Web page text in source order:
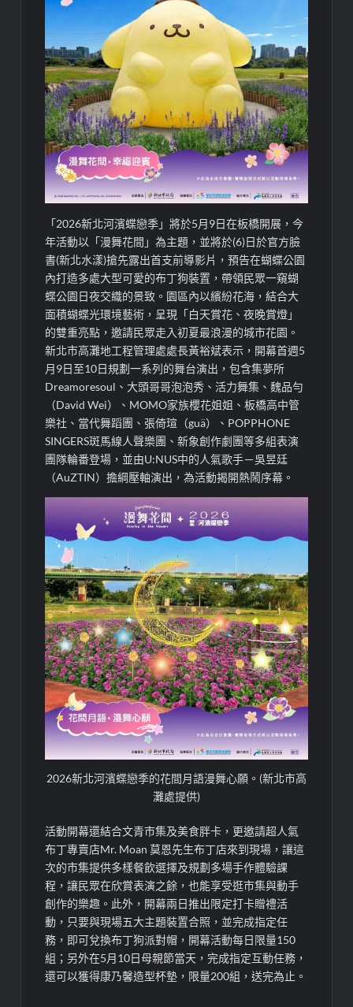
「2026新北河濱蝶戀季」將於5月9日在板橋開展，今
年活動以「漫舞花間」為主題，並將於(6)日於官方臉
書(新北水漾)搶先露出首支前導影片，預告在蝴蝶公園
內打造多處大型可愛的布丁狗裝置，帶領民眾一窺蝴
蝶公園日夜交織的景致。園區內以繽紛花海，結合大
面積蝴蝶光環境藝術，呈現「白天賞花、夜晚賞燈」
的雙重亮點，邀請民眾走入初夏最浪漫的城市花園。
新北市高灘地工程管理處處長黃裕斌表示，開幕首週5
月9日至10日規劃一系列的舞台演出，包含集夢所
Dreamoresoul、大頭哥哥泡泡秀、活力舞集、魏品勻
（David Wei）、MOMO家族櫻花姐姐、板橋高中管
樂社、當代舞蹈團、張倚瑄（guä）、POPPHONE
SINGERS斑馬線人聲樂團、新象創作劇團等多組表演
團隊輪番登場，並由U:NUS中的人氣歌手－吳昱廷
（AuZTIN）擔綱壓軸演出，為活動揭開熱鬧序幕。
2026新北河濱蝶戀季的花間月語漫舞心願。(新北市高
灘處提供)
活動開幕還結合文青市集及美食胖卡，更邀請超人氣
布丁專賣店Mr. Moan 莫恩先生布丁店來到現場，讓這
次的市集提供多樣餐飲選擇及規劃多場手作體驗課
程，讓民眾在欣賞表演之餘，也能享受逛市集與動手
創作的樂趣。此外，開幕兩日推出限定打卡贈禮活
動，只要與現場五大主題裝置合照，並完成指定任
務，即可兌換布丁狗派對帽，開幕活動每日限量150
組；另外在5月10日母親節當天，完成指定互動任務，
還可以獲得康乃馨造型杯墊，限量200組，送完為止。